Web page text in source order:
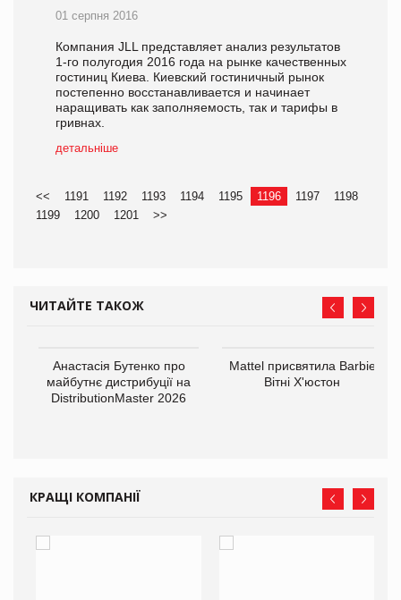
01 серпня 2016
Компания JLL представляет анализ результатов
1-го полугодия 2016 года на рынке качественных
гостиниц Киева. Киевский гостиничный рынок
постепенно восстанавливается и начинает
наращивать как заполняемость, так и тарифы в
гривнах.
детальніше
<< 1191 1192 1193 1194 1195 1196 1197
1198
1199
1200 1201 >>
ЧИТАЙТЕ ТАКОЖ
Анастасія Бутенко про
майбутнє дистрибуції на
DistributionMaster 2026
Mattel присвятила Barbie
Вітні Х'юстон
КРАЩІ КОМПАНІЇ